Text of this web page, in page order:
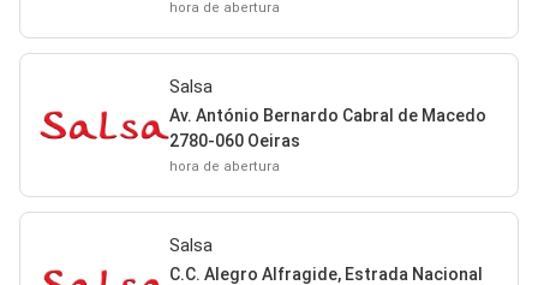
hora de abertura
Salsa
Av. António Bernardo Cabral de Macedo
2780-060 Oeiras
hora de abertura
Salsa
C.C. Alegro Alfragide, Estrada Nacional